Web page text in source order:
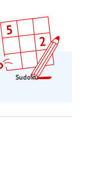
Sudoku